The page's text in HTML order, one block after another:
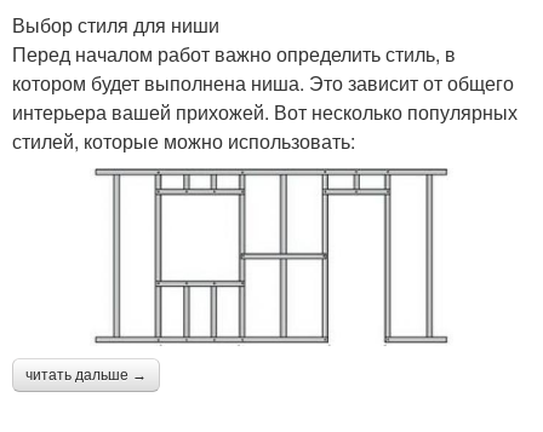
Выбор стиля для ниши
Перед началом работ важно определить стиль, в
котором будет выполнена ниша. Это зависит от общего
интерьера вашей прихожей. Вот несколько популярных
стилей, которые можно использовать:
читать дальше →